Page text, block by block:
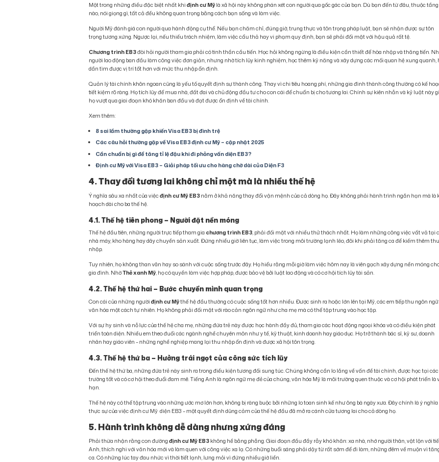
Một trong những điều đặc biệt nhất khiđịnh cư Mỹ là xã hội này không phán xét con người qua gốc gác của bạn. Dù bạn đến từ đâu, thuộc
nào, nói giọng gì, tất cả đều không quan trọng bằng cách bạn sống và làm việc.
Người Mỹ đánh giá con người qua hành động cụ thể. Nếu bạn chăm chỉ, đúng giờ, trung thực và tôn trọng pháp luật, bạn sẽ nhận được sự tôn
trọng tương xứng. Ngược lại, nếu thiếu trách nhiệm, làm việc cẩu thả hay vi phạm quy định, bạn sẽ phải đối mặt với hậu quả rất tệ.
Chương trình EB3đòi hỏi người tham gia phải có tinh thần cầu tiến. Học hỏi không ngừng là điều kiện cần thiết để hòa nhập và thăng tiến.
người lao động ban đầu làm công việc đơn giản, nhưng nhờ tích lũy kinh nghiệm, học thêm kỹ năng và xây dựng các mối quan hệ xung quanh,
dần tìm được vị trí tốt hơn với mức thu nhập ổn định.
Quản lý tài chính khôn ngoan cũng là yếu tố quyết định sự thành công. Thay vì chi tiêu hoang phí, những gia đình thành công thường có kế
tiết kiệm rõ ràng. Họ tích lũy để mua nhà, đất đai và chủ động đầu tư cho con cái để chuẩn bị cho tương lai. Chính sự kiên nhẫn và kỷ luật này
họ vượt qua giai đoạn khó khăn ban đầu và đạt được ổn định về tài chính.
Xem thêm:
8 sai lầm thường gặp khiến Visa EB3 bị đình trệ
Các câu hỏi thường gặp về Visa EB3 định cư Mỹ – cập nhật 2025
Cần chuẩn bị gì để tăng tỉ lệ đậu khi đi phỏng vấn diện EB3?
Định cư Mỹ với Visa EB3 – Giải pháp tối ưu cho hàng chờ dài của Diện F3
4. Thay đổi tương lai không chỉ một mà là nhiều thế hệ
Ý nghĩa sâu xa nhất của việcđịnh cư Mỹ EB3 nằm ở khả năng thay đổi vận mệnh của cả dòng họ. Đây không phải hành trình ngắn hạn mà là
hoạch dài cho ba thế hệ.
4.1. Thế hệ tiên phong – Người đặt nền móng
Thế hệ đầu tiên, những người trực tiếp tham gia chương trình EB3, phải đối mặt với nhiều thử thách nhất. Họ làm những công việc vất vả tại
nhà máy, kho hàng hay dây chuyền sản xuất. Đứng nhiều giờ liên tục, làm việc trong môi trường lạnh lẽo, đôi khi phải tăng ca để kiếm thêm thu
nhập.
Tuy nhiên, họ không than vãn hay so sánh với cuộc sống trước đây. Họ hiểu rằng mỗi giờ làm việc hôm nay là viên gạch xây dựng nền móng
gia đình. NhờThẻ xanh Mỹ, họ có quyền làm việc hợp pháp, được bảo vệ bởi luật lao động và có cơ hội tích lũy tài sản.
4.2. Thế hệ thứ hai – Bước chuyển mình quan trọng
Con cái của những ngườiđịnh cư Mỹthế hệ đầu thường có cuộc sống tốt hơn nhiều. Được sinh ra hoặc lớn lên tại Mỹ, các em tiếp thu ngôn ngữ
văn hóa một cách tự nhiên. Họ không phải đối mặt với rào cản ngôn ngữ như cha mẹ mà có thể tập trung vào học tập.
Với sự hy sinh và nỗ lực của thế hệ cha mẹ, những đứa trẻ này được học hành đầy đủ, tham gia các hoạt động ngoại khóa và có điều kiện phát
triển toàn diện. Nhiều em theo đuổi các ngành nghề chuyên môn như y tế, kỹ thuật, kinh doanh hay giáo dục. Họ trở thành bác sĩ, kỹ sư, doanh
nhân hay giáo viên – những nghề nghiệp mang lại thu nhập ổn định và được xã hội tôn trọng.
4.3. Thế hệ thứ ba – Hưởng trái ngọt của công sức tích lũy
Đến thế hệ thứ ba, những đứa trẻ này sinh ra trong điều kiện tương đối sung túc. Chúng không cần lo lắng về vấn đề tài chính, được học tại các
trường tốt và có cơ hội theo đuổi đam mê. Tiếng Anh là ngôn ngữ mẹ đẻ của chúng, văn hóa Mỹ là môi trường quen thuộc và cơ hội phát triển là
hạn.
Thế hệ này có thể tập trung vào những ước mơ lớn hơn, không bị ràng buộc bởi những lo toan sinh kế như ông bà ngày xưa. Đây chính là ý nghĩa
thực sự của việc định cư Mỹ diện EB3 – một quyết định dũng cảm của thế hệ đầu đã mở ra cánh cửa tương lai cho cả dòng họ.
5. Hành trình không dễ dàng nhưng xứng đáng
Phải thừa nhận rằng con đườngđịnh cư Mỹ EB3 không hề bằng phẳng. Giai đoạn đầu đầy rẫy khó khăn: xa nhà, nhớ người thân, vật lộn với
Anh, thích nghi với văn hóa mới và làm quen với công việc xa lạ. Có những buổi sáng phải dậy từ rất sớm để đi làm, những đêm về muộn vì
ca. Có những lúc tay đau nhức vì thời tiết lạnh, lưng mỏi vì đứng nhiều giờ liền.